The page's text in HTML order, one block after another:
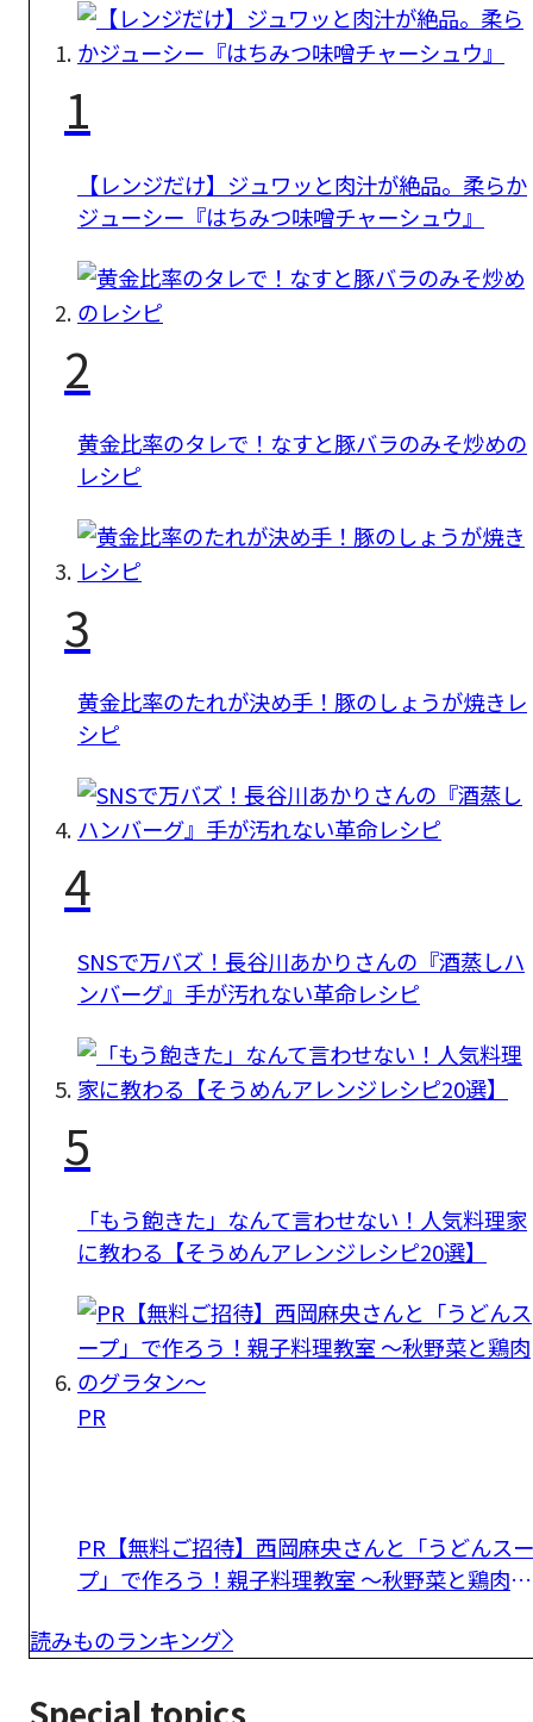
1
【レンジだけ】ジュワッと肉汁が絶品。柔らか
ジューシー『はちみつ味噌チャーシュウ』
2
黄金比率のタレで！なすと豚バラのみそ炒めの
レシピ
3
黄金比率のたれが決め手！豚のしょうが焼きレ
シピ
4
SNSで万バズ！長谷川あかりさんの『酒蒸しハ
ンバーグ』手が汚れない革命レシピ
5
「もう飽きた」なんて言わせない！人気料理家
に教わる【そうめんアレンジレシピ20選】
PR
PR【無料ご招待】西岡麻央さんと「うどんスー
プ」で作ろう！親子料理教室 ～秋野菜と鶏肉の
読みものランキング